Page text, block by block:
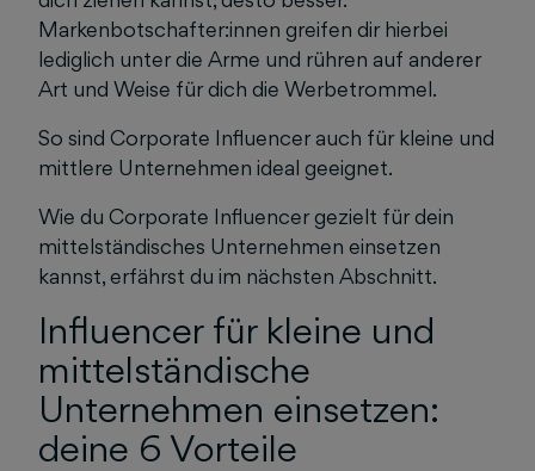
Markenbotschafter:innen greifen dir hierbei
lediglich unter die Arme und rühren auf anderer
Art und Weise für dich die Werbetrommel.
So sind Corporate Influencer auch für kleine und
mittlere Unternehmen ideal geeignet.
Wie du Corporate Influencer gezielt für dein
mittelständisches Unternehmen einsetzen
kannst, erfährst du im nächsten Abschnitt.
Influencer für kleine und
mittelständische
Unternehmen einsetzen:
deine 6 Vorteile